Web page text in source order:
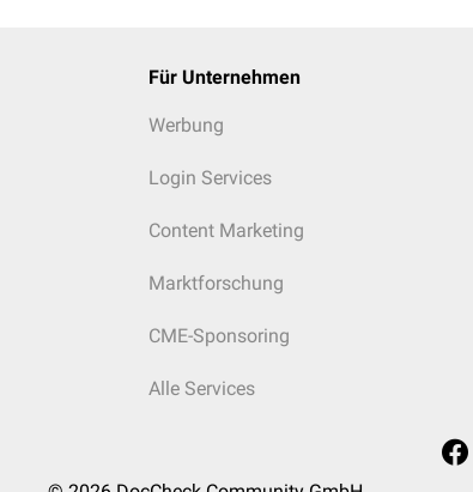
Für Unternehmen
Werbung
Login Services
Content Marketing
Marktforschung
CME-Sponsoring
Alle Services